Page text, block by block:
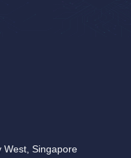
West, Singapore